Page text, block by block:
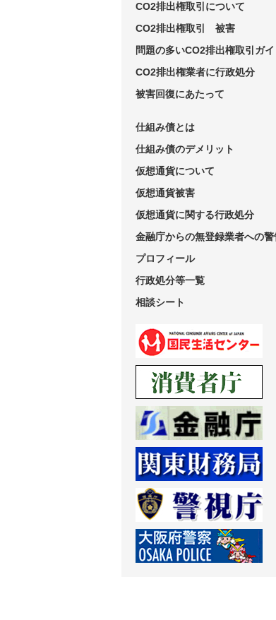
CO2排出権取引について
CO2排出権取引 被害
問題の多いCO2排出権取引ガイ
CO2排出権業者に行政処分
被害回復にあたって
仕組み債とは
仕組み債のデメリット
仮想通貨について
仮想通貨被害
仮想通貨に関する行政処分
金融庁からの無登録業者への警
プロフィール
行政処分等一覧
相談シート